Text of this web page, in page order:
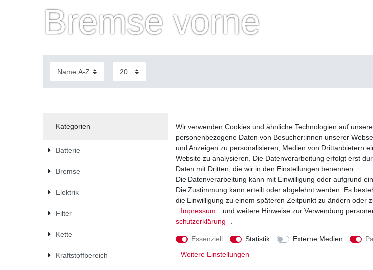
Bremse vorne
Kategorien
Batterie
Bremse
Elektrik
Filter
Kette
Kraftstoffbereich
Bremsbeläge vorne rechts EBC Suzuki ATV FA
Wir verwenden Cookies und ähnliche Technologien auf
personenbezogene Daten von Besucher:innen unserer
und Anzeigen zu personalisieren, Medien von Drittanbietern
Website zu analysieren. Die Datenverarbeitung erfolgt erst
Daten mit Dritten, die wir in den Einstellungen benennen.
Die Datenverarbeitung kann mit Einwilligung oder aufgrund
Die Zustimmung kann erteilt oder abgelehnt werden. Es
die Einwilligung zu einem späteren Zeitpunkt zu ändern oder
Impressum
und weitere Hinweise zur Verwendung
schutz­erklärung
Essenziell Statistik Externe Medien
Weitere Einstellungen